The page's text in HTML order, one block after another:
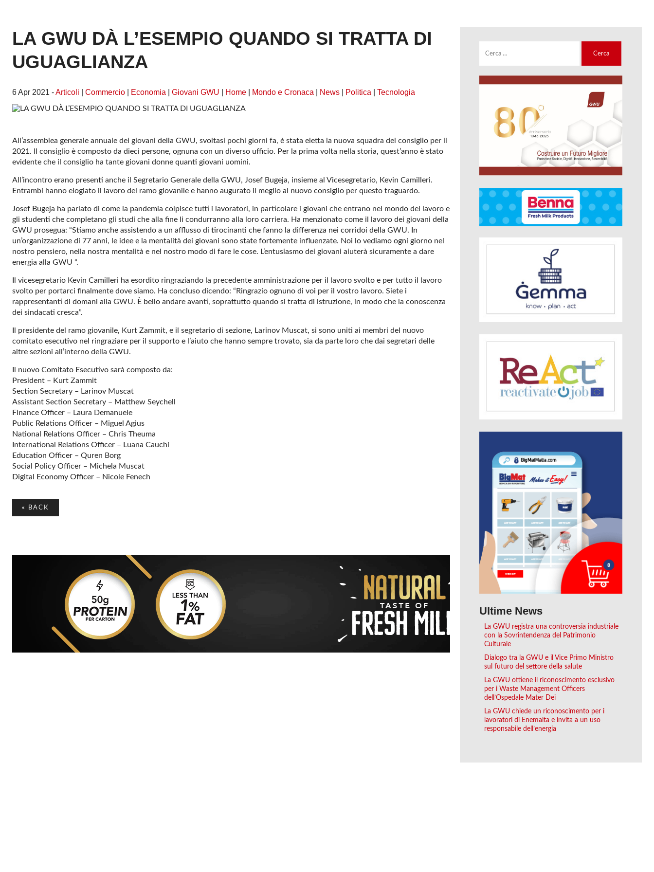
LA GWU DÀ L’ESEMPIO QUANDO SI TRATTA DI
UGUAGLIANZA
6 Apr 2021 -Articoli Commercio Economia Giovani GWU Home Mondo e Cronaca News Politica Tecnologia
All’assemblea generale annuale dei giovani della GWU, svoltasi pochi giorni fa, è stata eletta la nuova squadra del consiglio per il
2021. Il consiglio è composto da dieci persone, ognuna con un diverso ufficio. Per la prima volta nella storia, quest’anno è stato
evidente che il consiglio ha tante giovani donne quanti giovani uomini.
All’incontro erano presenti anche il Segretario Generale della GWU, Josef Bugeja, insieme al Vicesegretario, Kevin Camilleri.
Entrambi hanno elogiato il lavoro del ramo giovanile e hanno augurato il meglio al nuovo consiglio per questo traguardo.
Josef Bugeja ha parlato di come la pandemia colpisce tutti i lavoratori, in particolare i giovani che entrano nel mondo del lavoro e
gli studenti che completano gli studi che alla fine li condurranno alla loro carriera. Ha menzionato come il lavoro dei giovani della
GWU prosegua: “Stiamo anche assistendo a un afflusso di tirocinanti che fanno la differenza nei corridoi della GWU. In
un’organizzazione di 77 anni, le idee e la mentalità dei giovani sono state fortemente influenzate. Noi lo vediamo ogni giorno nel
nostro pensiero, nella nostra mentalità e nel nostro modo di fare le cose. L’entusiasmo dei giovani aiuterà sicuramente a dare
energia alla GWU “.
Il vicesegretario Kevin Camilleri ha esordito ringraziando la precedente amministrazione per il lavoro svolto e per tutto il lavoro
svolto per portarci finalmente dove siamo. Ha concluso dicendo: “Ringrazio ognuno di voi per il vostro lavoro. Siete i
rappresentanti di domani alla GWU. È bello andare avanti, soprattutto quando si tratta di istruzione, in modo che la conoscenza
dei sindacati cresca”.
Il presidente del ramo giovanile, Kurt Zammit, e il segretario di sezione, Larinov Muscat, si sono uniti ai membri del nuovo
comitato esecutivo nel ringraziare per il supporto e l’aiuto che hanno sempre trovato, sia da parte loro che dai segretari delle
altre sezioni all’interno della GWU.
Il nuovo Comitato Esecutivo sarà composto da:
President – Kurt Zammit
Section Secretary – Larinov Muscat
Assistant Section Secretary – Matthew Seychell
Finance Officer – Laura Demanuele
Public Relations Officer – Miguel Agius
National Relations Officer – Chris Theuma
International Relations Officer – Luana Cauchi
Education Officer – Quren Borg
Social Policy Officer – Michela Muscat
Digital Economy Officer – Nicole Fenech
« BACK
per:
Ultime News
La GWU registra una controversia industriale
con la Sovrintendenza del Patrimonio
Culturale
Dialogo tra la GWU e il Vice Primo Ministro
sul futuro del settore della salute
La GWU ottiene il riconoscimento esclusivo
per i Waste Management Officers
dell’Ospedale Mater Dei
La GWU chiede un riconoscimento per i
lavoratori di Enemalta e invita a un uso
responsabile dell’energia